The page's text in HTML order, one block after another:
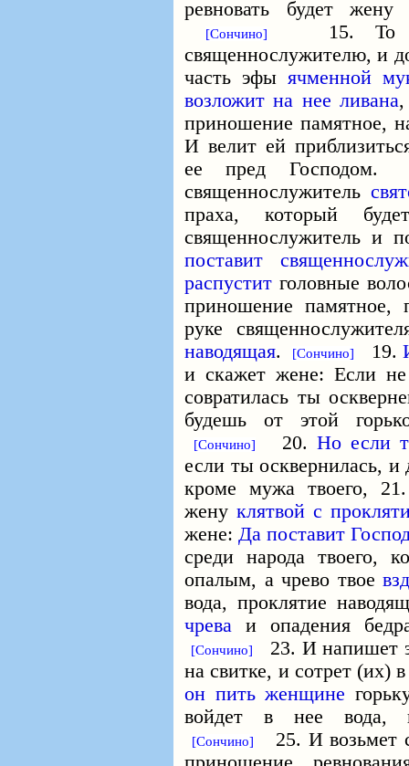
ревновать будет
[Сончино]
15. То
священнослужителю, и
часть эфы ячменной
возложит на нее ливана
приношение памятное,
И велит ей
ее пред
священнослужитель
праха, который
священнослужитель и
поставит
распустит головные
приношение памятное,
руке
наводящая. [Сончино] 19.
и скажет жене: Если
совратилась ты
будешь от этой
[Сончино] 20.Но если
если ты осквернилась, и
кроме мужа твоего,
жену клятвой с
жене:Да поставит
среди народа твоего,
опалым, а чрево твое
вода, проклятие
чрева
и опадения
[Сончино]
23. И напишет
на свитке, и сотрет (их)
он пить женщине
войдет в нее вода,
[Сончино]
25. И возьмет